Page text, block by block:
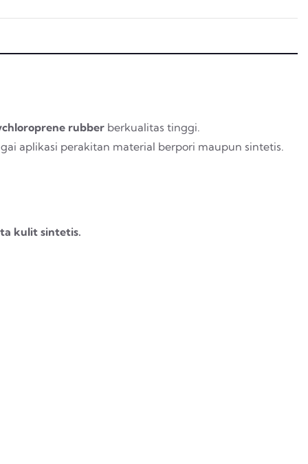
rubber berkualitas tinggi.
aplikasi perakitan material berpori maupun sintetis.
kulit sintetis.